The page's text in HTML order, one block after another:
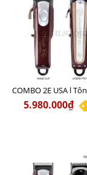
5.980.000₫